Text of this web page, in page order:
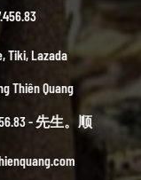
,Tiki,Lazada
Thiên Quang
- 先生。顺